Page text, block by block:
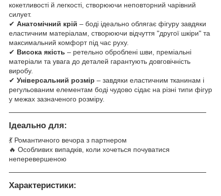
кокетливості й легкості, створюючи неповторний чарівний
силует.
✔ Анатомічний крій – боді ідеально облягає фігуру завдяки
еластичним матеріалам, створюючи відчуття "другої шкіри" та
максимальний комфорт під час руху.
✔ Висока якість – ретельно оброблені шви, преміальні
матеріали та увага до деталей гарантують довговічність
виробу.
✔ Універсальний розмір – завдяки еластичним тканинам і
регульованим елементам боді чудово сідає на різні типи фігур
у межах зазначеного розміру.
────────────────────────────────────────
Ідеально для:
💃 Романтичного вечора з партнером
🔥 Особливих випадків, коли хочеться почуватися
неперевершеною
────────────────────────────────────────
Характеристики: